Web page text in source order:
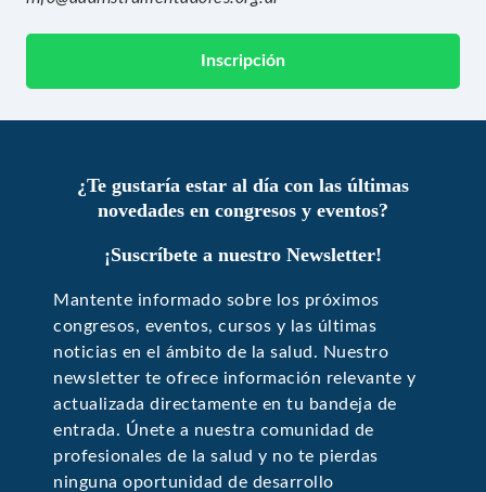
Inscripción
¿Te gustaría estar al día con las últimas
novedades en congresos y eventos?
¡Suscríbete a nuestro Newsletter!
Mantente informado sobre los próximos
congresos, eventos, cursos y las últimas
noticias en el ámbito de la salud. Nuestro
newsletter te ofrece información relevante y
actualizada directamente en tu bandeja de
entrada. Únete a nuestra comunidad de
profesionales de la salud y no te pierdas
ninguna oportunidad de desarrollo